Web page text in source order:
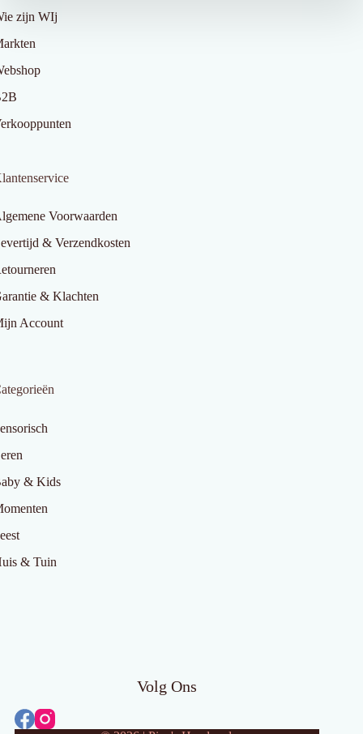
zijn WIj
Voorwaarden
& Verzendkosten
& Klachten
Account
& Kids
& Tuin
Volg Ons